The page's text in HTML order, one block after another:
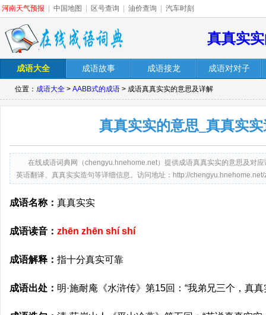
河南天气预报 中国地图 区号查询 油价查询 汽车时刻
真真实
成语大全 成语故事 成语接龙 成语对对子
位置： 成语大全 > AABB式的成语 > 成语真真实实的意思及详解
真真实实的意思_真真实
在线成语词典网（chengyu.hnehome.net）提供成语真真实实的意思及对
英语翻译、真真实实造句等详细信息。访问地址：http://
成语名称： 真真实实
成语读音： zhēn zhēn shí shí
成语解释： 指十分真实可靠
成语出处： 明·施耐庵《水浒传》第15回：“我弟兄三个，真